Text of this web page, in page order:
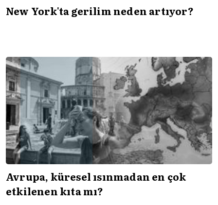
New York'ta gerilim neden artıyor?
Avrupa, küresel ısınmadan en çok
etkilenen kıta mı?